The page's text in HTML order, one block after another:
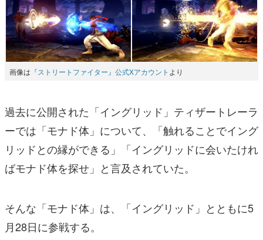
画像は 『ストリートファイター』公式Xアカウント より
過去に公開された「イングリッド」ティザートレーラ
ーでは「モナド体」について、「触れることでイング
リッドとの縁ができる」「イングリッドに会いたけれ
ばモナド体を探せ」と言及されていた。
そんな「モナド体」は、「イングリッド」とともに5
月28日に参戦する。